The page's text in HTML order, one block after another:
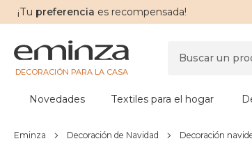
¡Tu preferencia es recompensada!
DECORACIÓN PARA LA CASA
Novedades Textiles para el hogar
Eminza Decoración de Navidad Decoración